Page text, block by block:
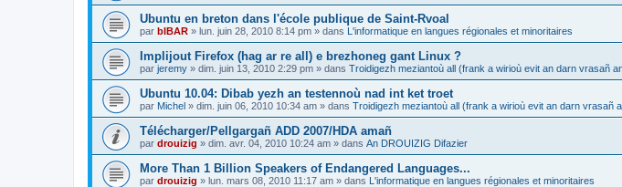
Ubuntu en breton dans l'école publique de Saint-Rvoal
par bIBAR » lun. juin 28, 2010 8:14 pm » dans L'informatique en langues régionales et minoritaires
Implijout Firefox (hag ar re all) e brezhoneg gant Linux ?
par jeremy » dim. juin 13, 2010 2:29 pm » dans Troidigezh meziantoù all (frank a wirioù evit an darn vrasañ
Ubuntu 10.04: Dibab yezh an testennoù nad int ket troet
par Michel » dim. juin 06, 2010 10:34 am » dans Troidigezh meziantoù all (frank a wirioù evit an darn vrasañ
Télécharger/Pellgargañ ADD 2007/HDA amañ
par drouizig » dim. avr. 04, 2010 10:24 am » dans An DROUIZIG Difazier
More Than 1 Billion Speakers of Endangered Languages...
par drouizig » lun. mars 08, 2010 11:17 am » dans L'informatique en langues régionales et minoritaires